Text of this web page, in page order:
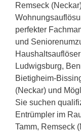
Remseck
perfekter
und
Ludwigsburg,
Bietigheim-
(Neckar) und
Sie suchen
Entrümpler im
Tamm, Remseck